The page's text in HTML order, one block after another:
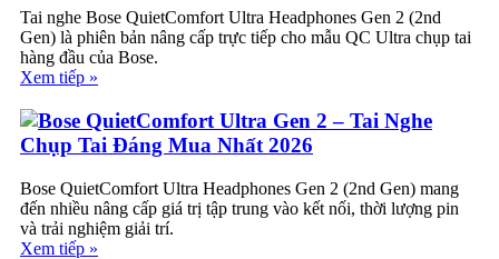
Tai nghe Bose QuietComfort Ultra Headphones Gen 2 (2nd
Gen) là phiên bản nâng cấp trực tiếp cho mẫu QC Ultra chụp tai
hàng đầu của Bose.
Xem tiếp »
Bose QuietComfort Ultra Gen 2 – Tai Nghe
Chụp Tai Đáng Mua Nhất 2026
Bose QuietComfort Ultra Headphones Gen 2 (2nd Gen) mang
đến nhiều nâng cấp giá trị tập trung vào kết nối, thời lượng pin
và trải nghiệm giải trí.
Xem tiếp »